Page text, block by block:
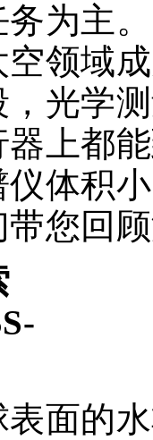
为主。
空领域
光学
器上都
体积
带您回
面的